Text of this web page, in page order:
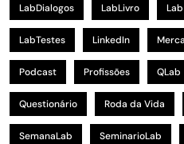
LabDialogos LabLivro
LabTestes LinkedIn
Podcast Profissões QLab
Questionário Roda da Vida
SemanaLab SeminarioLab